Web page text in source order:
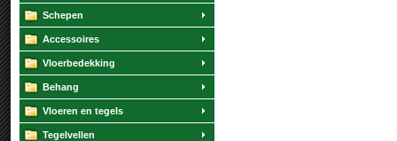
Schepen
Accessoires
Vloerbedekking
Behang
Vloeren en tegels
Tegelvellen